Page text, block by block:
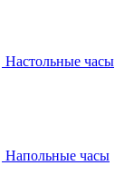
Настольные часы
Напольные часы